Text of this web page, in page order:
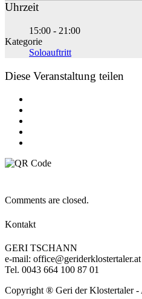
Uhrzeit
15:00 - 21:00
Kategorie
Soloauftritt
Diese Veranstaltung teilen
Comments are closed.
Kontakt
GERI TSCHANN
e-mail: office@geriderklostertaler.at
Tel. 0043 664 100 87 01
Copyright ® Geri der Klostertaler -